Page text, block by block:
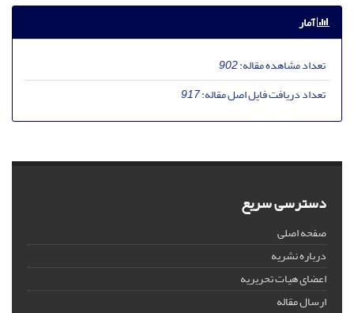
آمار
تعداد مشاهده مقاله:902
تعداد دریافت فایل اصل مقاله:917
دسترسی سریع
صفحه اصلی
درباره نشریه
اعضای هیات تحریریه
ارسال مقاله